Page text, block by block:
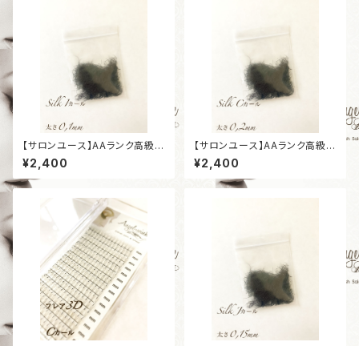
【サロンユース】AAランク高級シ
ルクエクステ バラ ［Iカール］［太
さ0,1mm］
¥2,400
【サロンユース】AAランク高級シ
ルクエクステ バラ ［Cカール］
［太さ0,2mm］
¥2,400